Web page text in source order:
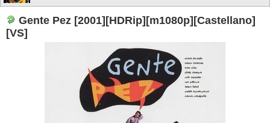
Gente Pez [2001][HDRip][m1080p][Castellano]
[VS]